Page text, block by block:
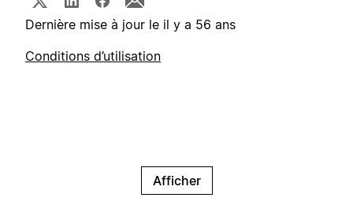
Dernière mise à jour le il y a 56 ans
Conditions d’utilisation
Afficher